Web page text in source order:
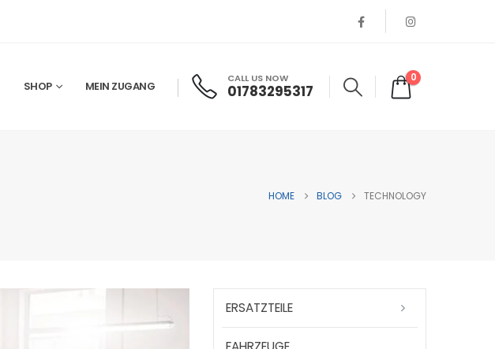
SHOP MEIN ZUGANG
CALL US NOW
01783295317
0
HOME BLOG TECHNOLOGY
ERSATZTEILE